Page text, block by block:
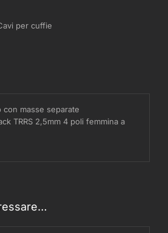
per cuffie
con masse separate
TRRS 2,5mm 4 poli femmina a